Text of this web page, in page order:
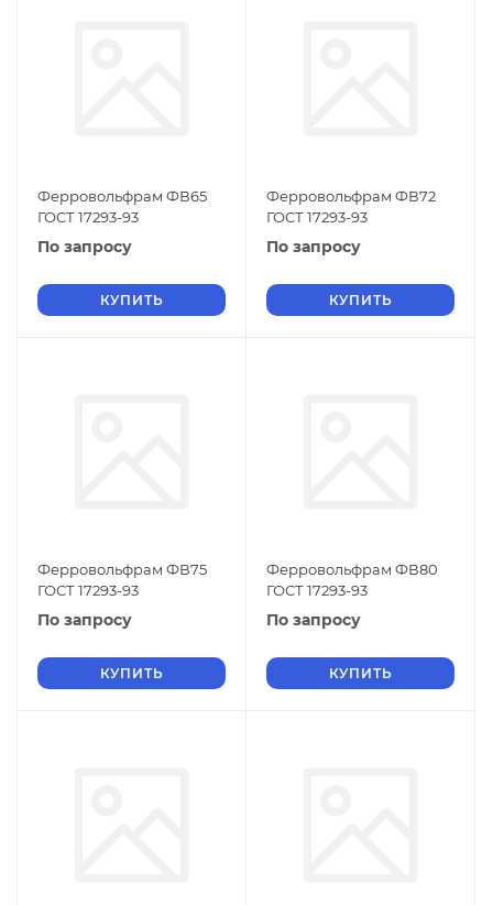
Ферровольфрам ФВ65
ГОСТ 17293-93
По запросу
КУПИТЬ
Ферровольфрам ФВ72
ГОСТ 17293-93
По запросу
КУПИТЬ
Ферровольфрам ФВ75
ГОСТ 17293-93
По запросу
КУПИТЬ
Ферровольфрам ФВ80
ГОСТ 17293-93
По запросу
КУПИТЬ